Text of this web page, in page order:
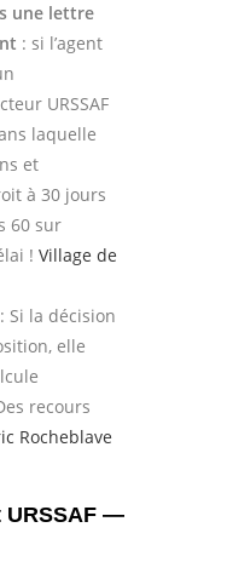
une lettre
: si l’agent
URSSAF
laquelle
et
à 30 jours
60 sur
! Village de
: Si la décision
elle
recours
Rocheblave
URSSAF —